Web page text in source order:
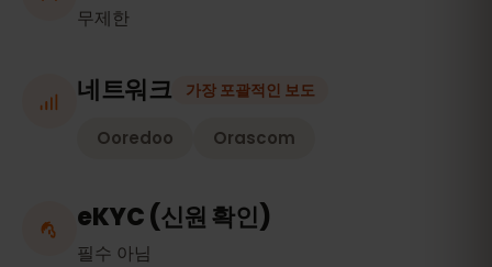
무제한
네트워크 가장 포괄적인 보도
Ooredoo Orascom
eKYC (신원 확인)
필수 아님